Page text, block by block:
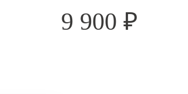
9 900 ₽